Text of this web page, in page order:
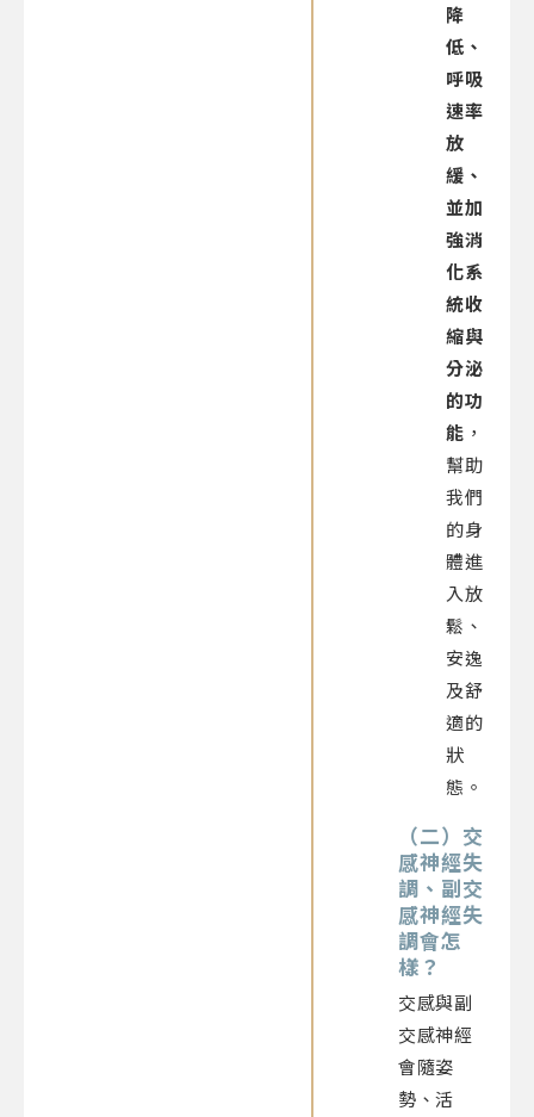
降
低、
呼吸
速率
放
緩、
並加
強消
化系
統收
縮與
分泌
的功
能 ，
幫助
我們
的身
體進
入放
鬆、
安逸
及舒
適的
狀
態。
（二） 交
感神經失
調 、 副交
感神經失
調會怎
樣？
交感與副
交感神經
會隨姿
勢、活